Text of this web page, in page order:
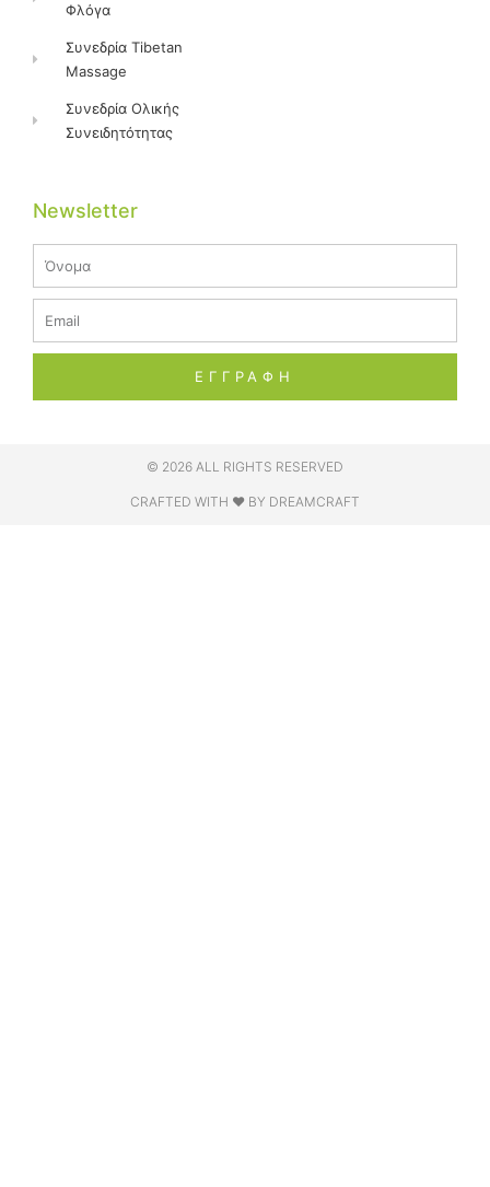
Φλόγα
Συνεδρία Tibetan
Massage
Συνεδρία Ολικής
Συνειδητότητας
Newsletter
ΕΓΓΡΑΦΗ
© 2026 ALL RIGHTS RESERVED​
CRAFTED WITH ❤ BY DREAMCRAFT